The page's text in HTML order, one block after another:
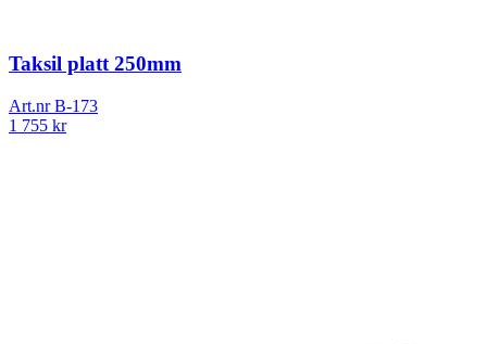
Taksil platt 250mm
Art.nrB-173
1 755 kr